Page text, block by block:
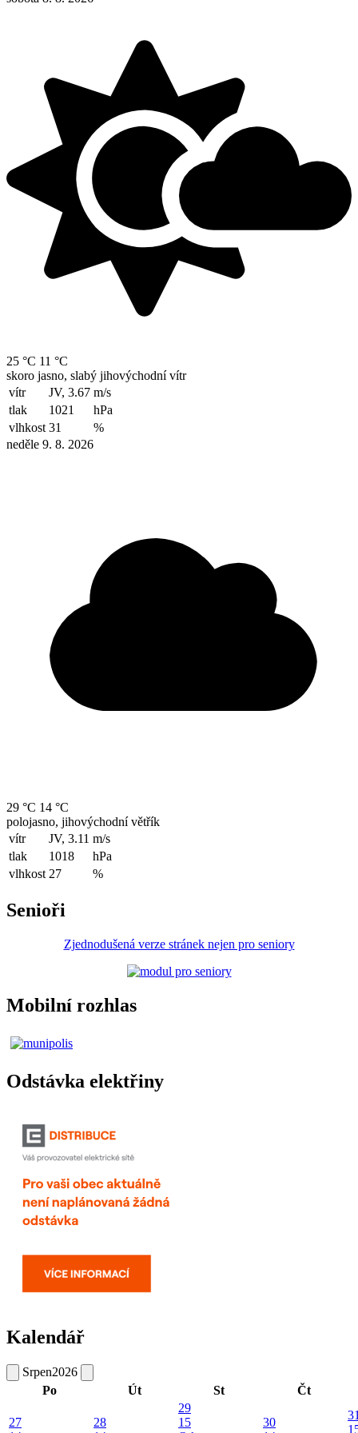
25 °C 11 °C
skoro jasno, slabý jihovýchodní vítr
vítr
JV, 3.67 m/s
tlak
1021
hPa
vlhkost 31
%
neděle 9. 8. 2026
29 °C 14 °C
polojasno, jihovýchodní větřík
vítr
JV, 3.11 m/s
tlak
1018
hPa
vlhkost 27 %
Senioři
Zjednodušená verze stránek nejen pro seniory
Mobilní rozhlas
Odstávka elektřiny
Kalendář
Srpen2026
Po
Út St Čt
27
28
29
15
30